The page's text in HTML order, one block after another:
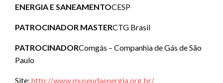
ENERGIA E SANEAMENTOCESP
PATROCINADOR MASTERCTG Brasil
PATROCINADORComgás – Companhia de Gás de São
Paulo
Site: http://www.museudaenergia.org.br/